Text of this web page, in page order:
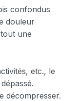
confondus
douleur
une
etc., le
décompresser.